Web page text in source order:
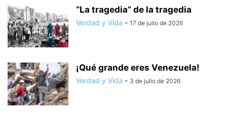
“La tragedia” de la tragedia
Verdad y Vida - 17 de julio de 2026
¡Qué grande eres Venezuela!
Verdad y Vida - 3 de julio de 2026